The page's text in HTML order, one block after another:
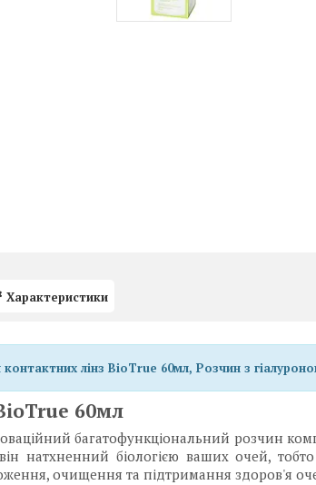
Характеристики
лінз BioTrue 60мл, Розчин з
60мл
багатофункціональний розчин
натхненний біологією ваших очей,
очищення та підтримання здоров'я